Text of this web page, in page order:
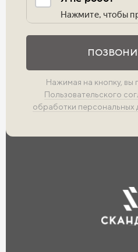
Нажимая на кнопку, вы
Пользовательского
обработки персональных